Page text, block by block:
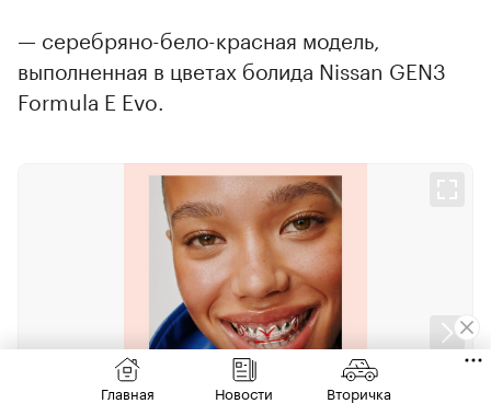
— серебряно-бело-красная модель,
выполненная в цветах болида Nissan GEN3
Formula E Evo.
Главная Новости Вторичка